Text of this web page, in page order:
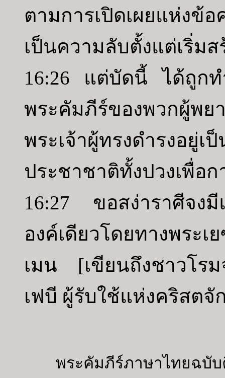
ตามการเปิดเผยแห่งข้
เป็นความลับตั้งแต่เริ่มส
16:26 แต่บัดนี้ ได้ถูกท
พระคัมภีร์ของพวกผู้
พระเจ้าผู้ทรงดำรงอยู่
ประชาชาติทั้งปวงเพื่อ
16:27 ขอสง่าราศีจง
องค์เดียวโดยทางพระ
เมน [เขียนถึงชาวโร
เฟบี ผู้รับใช้แห่งคริสตจั
พระคัมภีร์ภาษาไทยฉบับ